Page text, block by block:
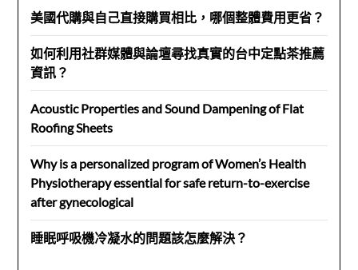
美國代購與自己直接購買相比，哪個整體費用更省？
如何利用社群媒體與論壇尋找真實的台中定點茶推薦
資訊？
Acoustic Properties and Sound Dampening of Flat
Roofing Sheets
Why is a personalized program of Women’s Health
Physiotherapy essential for safe return-to-exercise
after gynecological
睡眠呼吸機冷凝水的問題該怎麼解決？